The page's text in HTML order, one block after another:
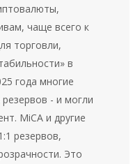
чаще всего к
торговли,
в
года многие
- и могли
MiCA и другие
резервов,
Это